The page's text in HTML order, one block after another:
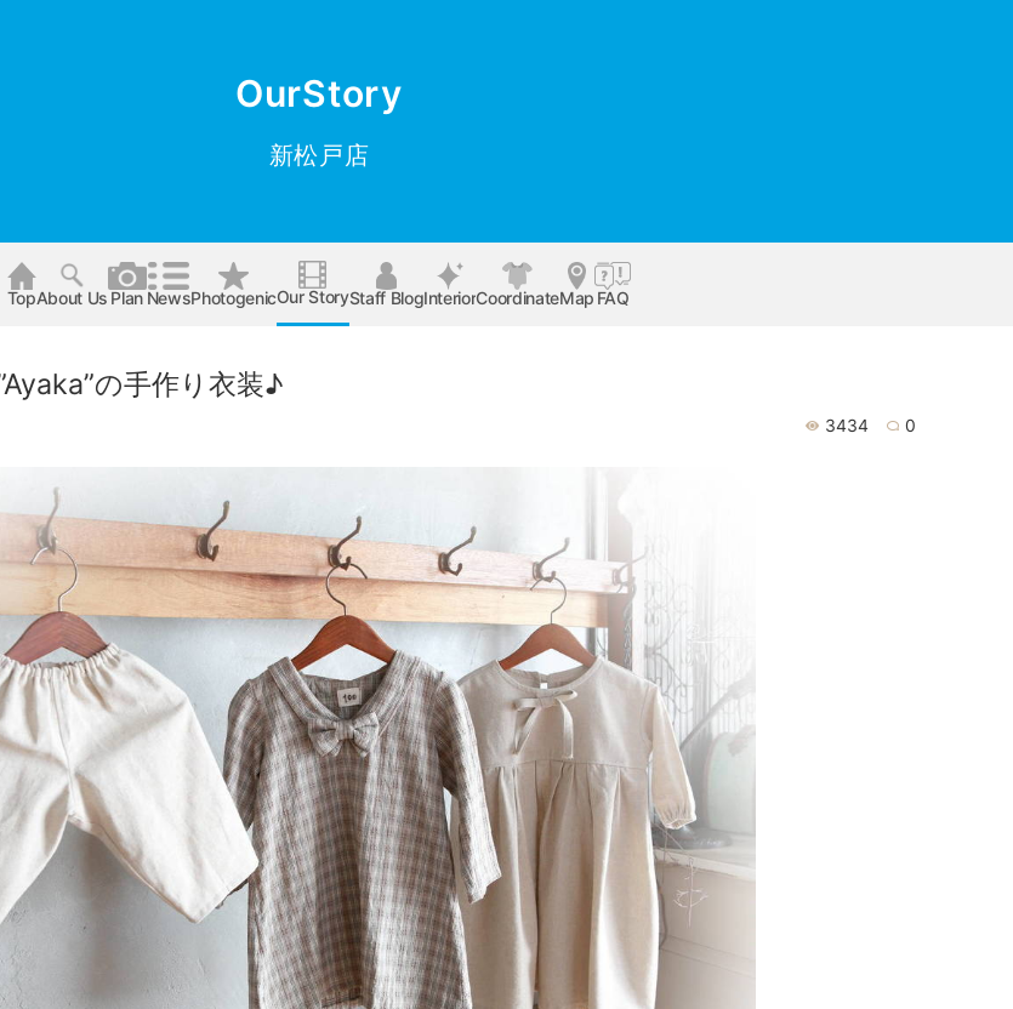
OurStory
新松戸店
TopAbout Us Plan NewsPhotogenicOur StoryStaff BlogInteriorCoordinateMap FAQ
の手作り衣装♪
3434 0